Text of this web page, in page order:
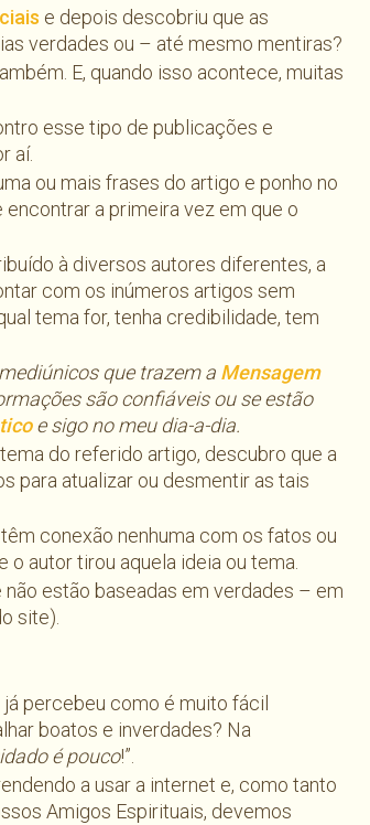
e depois descobriu que as
verdades ou – até mesmo mentiras?
E, quando isso acontece, muitas
esse tipo de publicações e
aí.
ou mais frases do artigo e ponho no
a primeira vez em que o
à diversos autores diferentes, a
com os inúmeros artigos sem
tema for, tenha credibilidade, tem
que trazem a Mensagem
são confiáveis ou se estão
e sigo no meu dia-a-dia.
do referido artigo, descubro que a
para atualizar ou desmentir as tais
conexão nenhuma com os fatos ou
autor tirou aquela ideia ou tema.
estão baseadas em verdades – em
site).
percebeu como é muito fácil
boatos e inverdades? Na
é pouco!”.
a usar a internet e, como tanto
Amigos Espirituais, devemos